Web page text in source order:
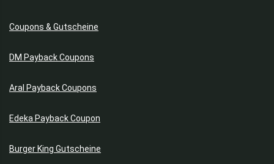
Coupons & Gutscheine
DM Payback Coupons
Aral Payback Coupons
Edeka Payback Coupon
Burger King Gutscheine